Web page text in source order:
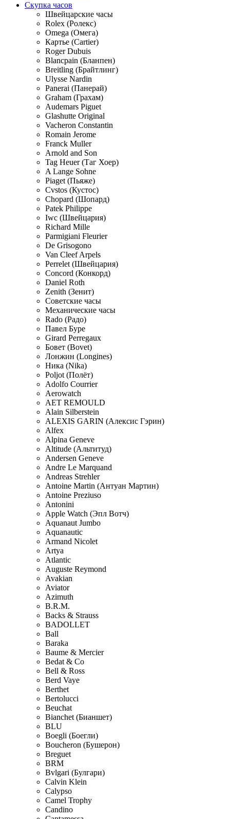
Скупка часов
Швейцарские часы
Rolex (Ролекс)
Omega (Омега)
Картье (Cartier)
Roger Dubuis
Blancpain (Бланпен)
Breitling (Брайтлинг)
Ulysse Nardin
Panerai (Панерай)
Graham (Грахам)
Audemars Piguet
Glashutte Original
Vacheron Constantin
Romain Jerome
Franck Muller
Arnold and Son
Tag Heuer (Таг Хоер)
A Lange Sohne
Piaget (Пьяже)
Cvstos (Кустос)
Chopard (Шопард)
Patek Philippe
Iwc (Швейцария)
Richard Mille
Parmigiani Fleurier
De Grisogono
Van Cleef Arpels
Perrelet (Швейцария)
Concord (Конкорд)
Daniel Roth
Zenith (Зенит)
Советские часы
Механические часы
Rado (Радо)
Павел Буре
Girard Perregaux
Бовет (Bovet)
Лонжин (Longines)
Ника (Nika)
Poljot (Полёт)
Adolfo Courrier
Aerowatch
AET REMOULD
Alain Silberstein
ALEXIS GARIN (Алексис Гэрин)
Alfex
Alpina Geneve
Altitude (Альтитуд)
Andersen Geneve
Andre Le Marquand
Andreas Strehler
Antoine Martin (Антуан Мартин)
Antoine Preziuso
Antonini
Apple Watch (Эпл Вотч)
Aquanaut Jumbo
Aquanautic
Armand Nicolet
Artya
Atlantic
Auguste Reymond
Avakian
Aviator
Azimuth
B.R.M.
Backs & Strauss
BADOLLET
Ball
Baraka
Baume & Mercier
Bedat & Co
Bell & Ross
Berd Vaye
Berthet
Bertolucci
Beuchat
Bianchet (Бианшет)
BLU
Boegli (Боегли)
Boucheron (Бушерон)
Breguet
BRM
Bvlgari (Булгари)
Calvin Klein
Calypso
Camel Trophy
Candino